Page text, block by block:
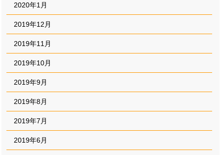
2020年1月
2019年12月
2019年11月
2019年10月
2019年9月
2019年8月
2019年7月
2019年6月